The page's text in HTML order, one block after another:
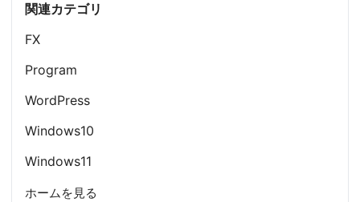
関連カテゴリ
FX
Program
WordPress
Windows10
Windows11
ホームを見る